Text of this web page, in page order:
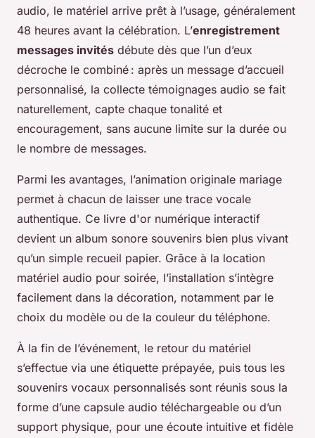
audio, le matériel arrive prêt à l’usage, généralement
48 heures avant la célébration. L’enregistrement
messages invités débute dès que l’un d’eux
décroche le combiné : après un message d’accueil
personnalisé, la collecte témoignages audio se fait
naturellement, capte chaque tonalité et
encouragement, sans aucune limite sur la durée ou
le nombre de messages.
Parmi les avantages, l’animation originale mariage
permet à chacun de laisser une trace vocale
authentique. Ce livre d'or numérique interactif
devient un album sonore souvenirs bien plus vivant
qu’un simple recueil papier. Grâce à la location
matériel audio pour soirée, l’installation s’intègre
facilement dans la décoration, notamment par le
choix du modèle ou de la couleur du téléphone.
À la fin de l’événement, le retour du matériel
s’effectue via une étiquette prépayée, puis tous les
souvenirs vocaux personnalisés sont réunis sous la
forme d’une capsule audio téléchargeable ou d’un
support physique, pour une écoute intuitive et fidèle